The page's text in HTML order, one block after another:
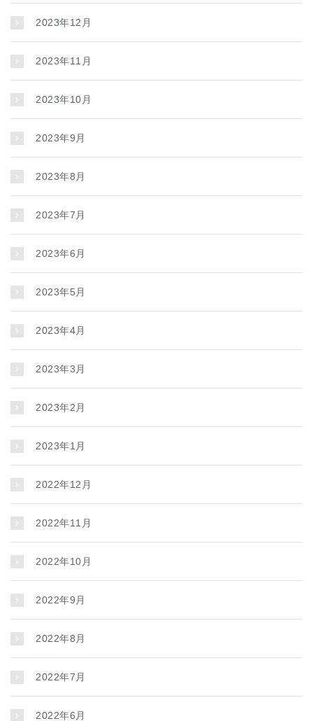
2023年12月
2023年11月
2023年10月
2023年9月
2023年8月
2023年7月
2023年6月
2023年5月
2023年4月
2023年3月
2023年2月
2023年1月
2022年12月
2022年11月
2022年10月
2022年9月
2022年8月
2022年7月
2022年6月